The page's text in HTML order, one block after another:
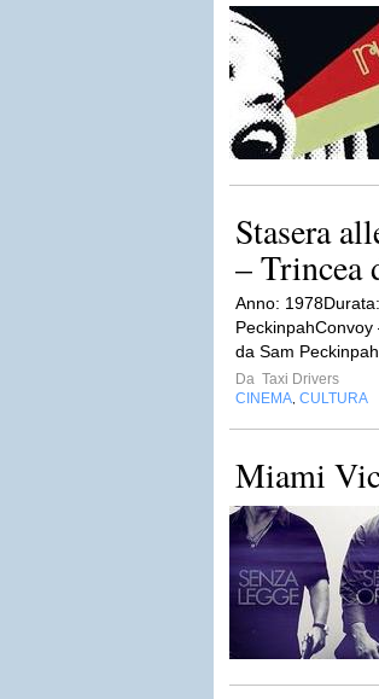
Stasera
– Trincea
Anno:
da Sam
Da Taxi Drivers
CINEMA CULTURA
Miami